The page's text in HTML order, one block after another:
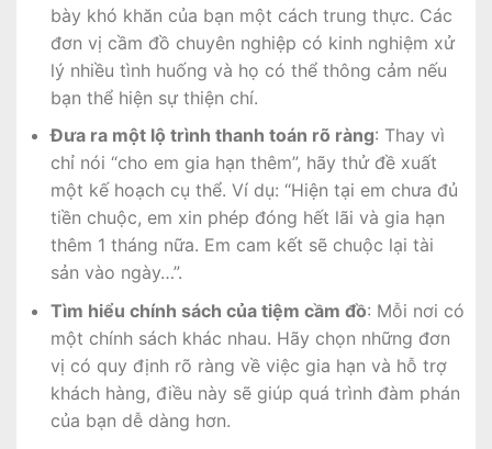
bày khó khăn của bạn một cách trung thực. Các
đơn vị cầm đồ chuyên nghiệp có kinh nghiệm xử
lý nhiều tình huống và họ có thể thông cảm nếu
bạn thể hiện sự thiện chí.
Đưa ra một lộ trình thanh toán rõ ràng: Thay vì
chỉ nói “cho em gia hạn thêm”, hãy thử đề xuất
một kế hoạch cụ thể. Ví dụ: “Hiện tại em chưa đủ
tiền chuộc, em xin phép đóng hết lãi và gia hạn
thêm 1 tháng nữa. Em cam kết sẽ chuộc lại tài
sản vào ngày…”.
Tìm hiểu chính sách của tiệm cầm đồ: Mỗi nơi có
một chính sách khác nhau. Hãy chọn những đơn
vị có quy định rõ ràng về việc gia hạn và hỗ trợ
khách hàng, điều này sẽ giúp quá trình đàm phán
của bạn dễ dàng hơn.